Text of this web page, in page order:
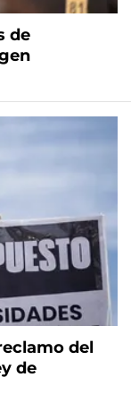
de
del
de